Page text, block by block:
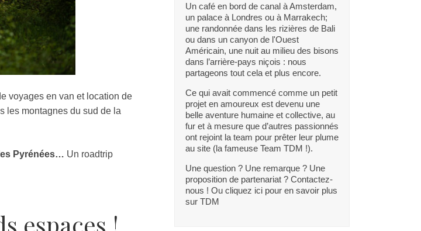
voyages en van et location de
les montagnes du sud de la
Pyrénées… Un roadtrip
espaces !
Un café en bord de canal à Amsterdam,
un palace à Londres ou à Marrakech;
une randonnée dans les rizières de Bali
ou dans un canyon de l'Ouest
Américain, une nuit au milieu des bisons
dans l’arrière-pays niçois : nous
partageons tout cela et plus encore.
Ce qui avait commencé comme un petit
projet en amoureux est devenu une
belle aventure humaine et collective, au
fur et à mesure que d’autres passionnés
ont rejoint la team pour prêter leur plume
au site (la fameuse Team TDM !).
Une question ? Une remarque ? Une
proposition de partenariat ? Contactez-
nous ! Ou cliquez ici pour en savoir plus
sur TDM